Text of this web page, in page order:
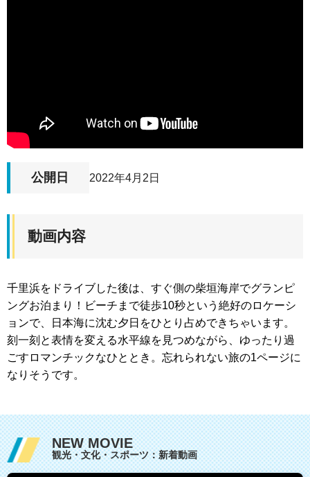
公開日 2022年4月2日
動画内容
千里浜をドライブした後は、すぐ側の柴垣海岸でグランピ
ングお泊まり！ビーチまで徒歩10秒という絶好のロケーシ
ョンで、日本海に沈む夕日をひとり占めできちゃいます。
刻一刻と表情を変える水平線を見つめながら、ゆったり過
ごすロマンチックなひととき。忘れられない旅の1ページに
なりそうです。
NEW MOVIE
観光・文化・スポーツ：新着動画